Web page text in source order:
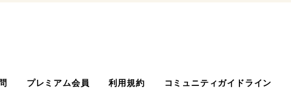
プレミアム会員 利用規約 コミュニティガイドライン